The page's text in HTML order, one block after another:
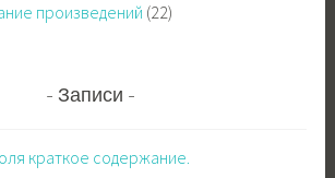
произведений (22)
Записи
краткое содержание.